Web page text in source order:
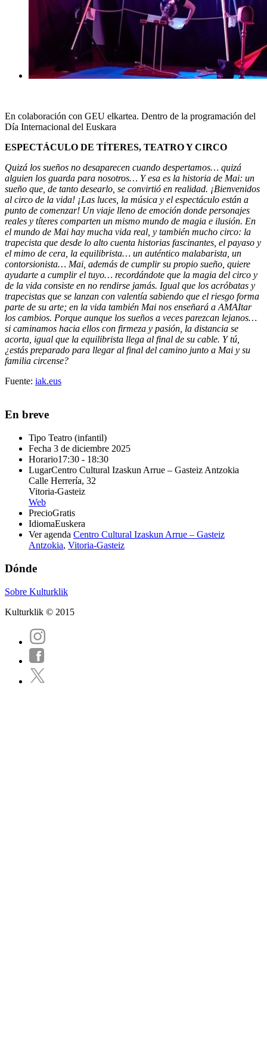
En colaboración con GEU elkartea. Dentro de la programación del
Día Internacional del Euskara
ESPECTÁCULO DE TÍTERES, TEATRO Y CIRCO
Quizá los sueños no desaparecen cuando despertamos… quizá
alguien los guarda para nosotros… Y esa es la historia de Mai: un
sueño que, de tanto desearlo, se convirtió en realidad. ¡Bienvenidos
al circo de la vida! ¡Las luces, la música y el espectáculo están a
punto de comenzar! Un viaje lleno de emoción donde personajes
reales y títeres comparten un mismo mundo de magia e ilusión. En
el mundo de Mai hay mucha vida real, y también mucho circo: la
trapecista que desde lo alto cuenta historias fascinantes, el payaso y
el mimo de cera, la equilibrista… un auténtico malabarista, un
contorsionista… Mai, además de cumplir su propio sueño, quiere
ayudarte a cumplir el tuyo… recordándote que la magia del circo y
de la vida consiste en no rendirse jamás. Igual que los acróbatas y
trapecistas que se lanzan con valentía sabiendo que el riesgo forma
parte de su arte; en la vida también Mai nos enseñará a AMAItar
los cambios. Porque aunque los sueños a veces parezcan lejanos…
si caminamos hacia ellos con firmeza y pasión, la distancia se
acorta, igual que la equilibrista llega al final de su cable. Y tú,
¿estás preparado para llegar al final del camino junto a Mai y su
familia circense?
Fuente: iak.eus
En breve
Tipo Teatro (infantil)
Fecha 3 de diciembre 2025
Horario17:30 - 18:30
LugarCentro Cultural Izaskun Arrue – Gasteiz Antzokia
Calle Herrería, 32
Vitoria-Gasteiz
Web
PrecioGratis
IdiomaEuskera
Ver agenda Centro Cultural Izaskun Arrue – Gasteiz
Antzokia, Vitoria-Gasteiz
Dónde
Sobre Kulturklik
Kulturklik © 2015